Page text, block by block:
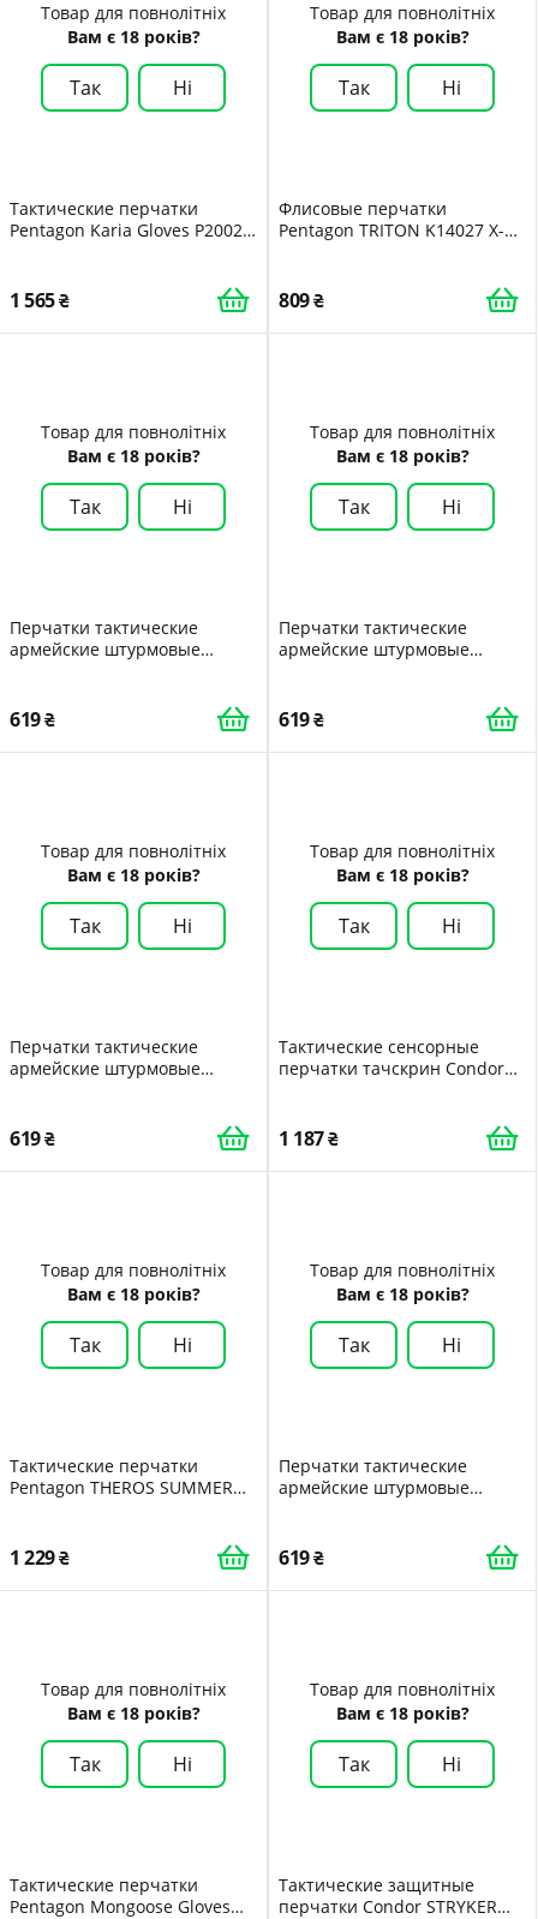
Товар для повнолітніх
Вам є 18 років?
Так Ні
Тактические перчатки
Pentagon Karia Gloves P20027
1 565
Товар для повнолітніх
Вам є 18 років?
Так Ні
Флисовые перчатки
Pentagon TRITON K14027 X-
809
Товар для повнолітніх
Вам є 18 років?
Так Ні
Перчатки тактические
армейские штурмовые
дышащие L PS
619
Товар для повнолітніх
Вам є 18 років?
Так Ні
Перчатки тактические
армейские штурмовые
дышащие XL PS
619
Товар для повнолітніх
Вам є 18 років?
Так Ні
Перчатки тактические
армейские штурмовые
дышащие XL PS
619
Товар для повнолітніх
Вам є 18 років?
Так Ні
Тактические сенсорные
перчатки тачскрин Condor
1 187
Товар для повнолітніх
Вам є 18 років?
Так Ні
Тактические перчатки
Pentagon THEROS SUMMER
1 229
Товар для повнолітніх
Вам є 18 років?
Так Ні
Перчатки тактические
армейские штурмовые
дыщащие L PS
619
Товар для повнолітніх
Вам є 18 років?
Так Ні
Тактические перчатки
Pentagon Mongoose Gloves
Товар для повнолітніх
Вам є 18 років?
Так Ні
Тактические защитные
перчатки Condor STRYKER